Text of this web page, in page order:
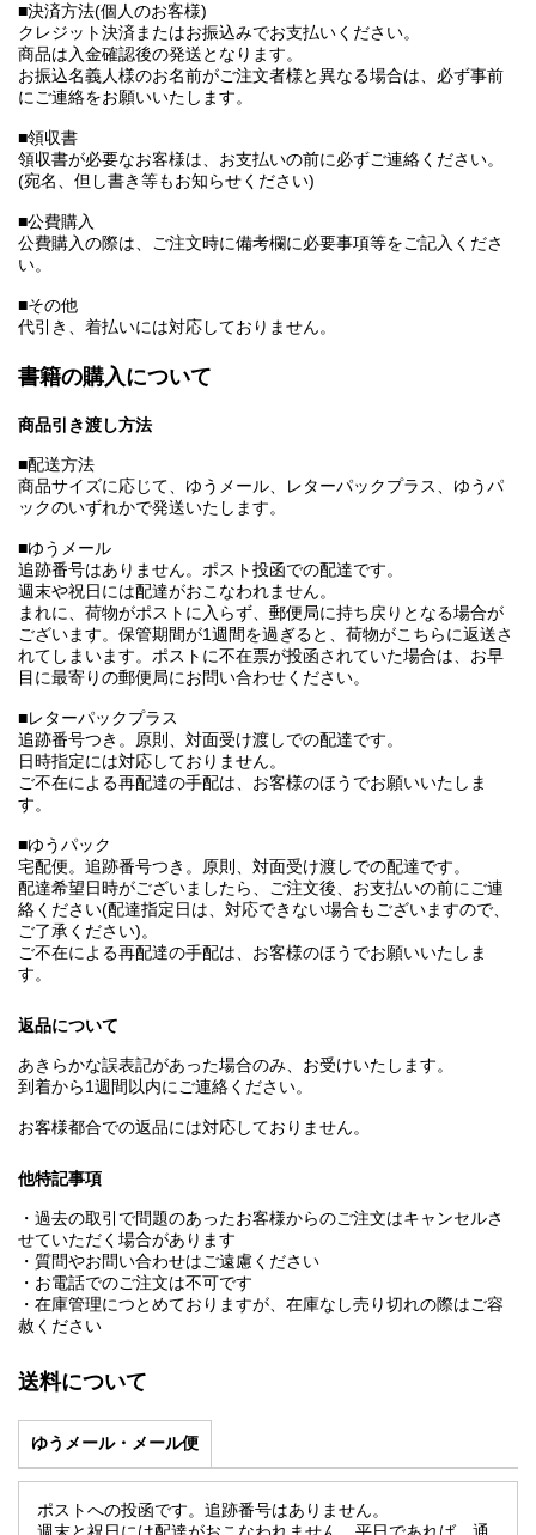
■決済方法(個人のお客様)
クレジット決済またはお振込みでお支払いください。
商品は入金確認後の発送となります。
お振込名義人様のお名前がご注文者様と異なる場合は、必ず事前
にご連絡をお願いいたします。
■領収書
領収書が必要なお客様は、お支払いの前に必ずご連絡ください。
(宛名、但し書き等もお知らせください)
■公費購入
公費購入の際は、ご注文時に備考欄に必要事項等をご記入くださ
い。
■その他
代引き、着払いには対応しておりません。
書籍の購入について
商品引き渡し方法
■配送方法
商品サイズに応じて、ゆうメール、レターパックプラス、ゆうパ
ックのいずれかで発送いたします。
■ゆうメール
追跡番号はありません。ポスト投函での配達です。
週末や祝日には配達がおこなわれません。
まれに、荷物がポストに入らず、郵便局に持ち戻りとなる場合が
ございます。保管期間が1週間を過ぎると、荷物がこちらに返送さ
れてしまいます。ポストに不在票が投函されていた場合は、お早
目に最寄りの郵便局にお問い合わせください。
■レターパックプラス
追跡番号つき。原則、対面受け渡しでの配達です。
日時指定には対応しておりません。
ご不在による再配達の手配は、お客様のほうでお願いいたしま
す。
■ゆうパック
宅配便。追跡番号つき。原則、対面受け渡しでの配達です。
配達希望日時がございましたら、ご注文後、お支払いの前にご連
絡ください(配達指定日は、対応できない場合もございますので、
ご了承ください)。
ご不在による再配達の手配は、お客様のほうでお願いいたしま
す。
返品について
あきらかな誤表記があった場合のみ、お受けいたします。
到着から1週間以内にご連絡ください。
お客様都合での返品には対応しておりません。
他特記事項
・過去の取引で問題のあったお客様からのご注文はキャンセルさ
せていただく場合があります
・質問やお問い合わせはご遠慮ください
・お電話でのご注文は不可です
・在庫管理につとめておりますが、在庫なし売り切れの際はご容
赦ください
送料について
ゆうメール・メール便
ポストへの投函です。追跡番号はありません。